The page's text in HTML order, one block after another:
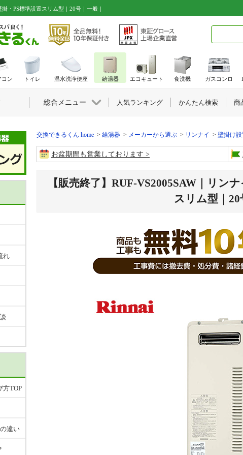
・PS標準設置スリム型｜20号｜一般｜
交換できるくん home 給湯器 メーカーから選ぶ リンナイ 壁掛け
お盆期間も営業しております
【販売終了】RUF-VS2005SAW｜リン
スリム型｜20
れ
方TOP
違い
コン トイレ 温水洗浄便座 給湯器 エコキュート 食洗機 ガスコンロ
総合メニュー 人気ランキング かんたん検索 商